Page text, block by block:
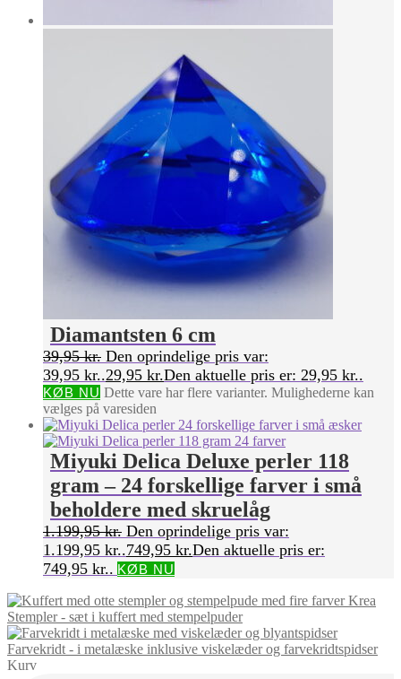
Diamantsten 6 cm
39,95kr. Den oprindelige pris var:
39,95 kr..29,95 kr.Den aktuelle pris er: 29,95 kr..
KØB NU Dette vare har flere varianter. Mulighederne kan
vælges på varesiden
Miyuki Delica Deluxe perler 118
gram – 24 forskellige farver i små
beholdere med skruelåg
1.199,95kr. Den oprindelige pris var:
1.199,95 kr..749,95 kr.Den aktuelle pris er:
749,95 kr.. KØB NU
Stempler - sæt i kuffert med stempelpuder
Farvekridt - i metalæske inklusive viskelæder og farvekridtspidser
Kurv